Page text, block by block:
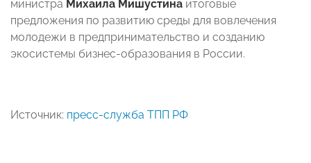
министра Михаила Мишустина итоговые
предложения по развитию среды для вовлечения
молодежи в предпринимательство и созданию
экосистемы бизнес-образования в России.
Источник: пресс-служба ТПП РФ